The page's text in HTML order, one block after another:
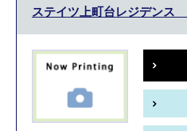
ステイツ上町台レジデンス